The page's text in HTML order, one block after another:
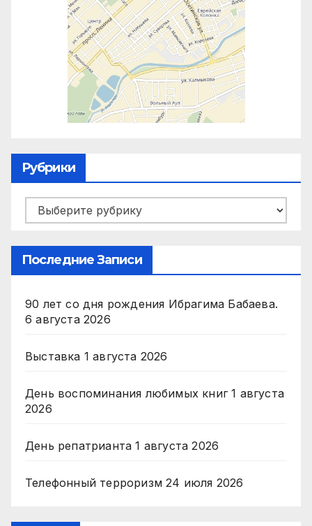
Рубрики
Рубрики
Последние Записи
90 лет со дня рождения Ибрагима Бабаева.
6 августа 2026
Выставка 1 августа 2026
День воспоминания любимых книг 1 августа
2026
День репатрианта 1 августа 2026
Телефонный терроризм 24 июля 2026